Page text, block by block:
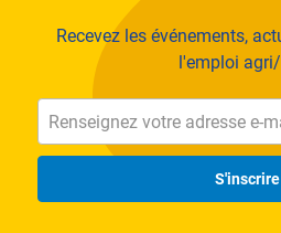
Recevez les événements,
l'emploi
S'inscrire